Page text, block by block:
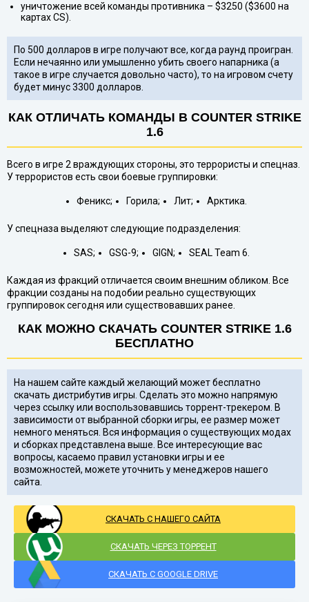
уничтожение всей команды противника – $3250 ($3600 на
картах CS).
По 500 долларов в игре получают все, когда раунд проигран.
Если нечаянно или умышленно убить своего напарника (а
такое в игре случается довольно часто), то на игровом счету
будет минус 3300 долларов.
КАК ОТЛИЧАТЬ КОМАНДЫ В COUNTER STRIKE
1.6
Всего в игре 2 враждующих стороны, это террористы и спецназ.
У террористов есть свои боевые группировки:
Феникс; Горила; Лит; Арктика.
У спецназа выделяют следующие подразделения:
SAS; GSG-9; GIGN; SEAL Team 6.
Каждая из фракций отличается своим внешним обликом. Все
фракции созданы на подобии реально существующих
группировок сегодня или существовавших ранее.
КАК МОЖНО СКАЧАТЬ COUNTER STRIKE 1.6
БЕСПЛАТНО
На нашем сайте каждый желающий может бесплатно
скачать дистрибутив игры. Сделать это можно напрямую
через ссылку или воспользовавшись торрент-трекером. В
зависимости от выбранной сборки игры, ее размер может
немного меняться. Вся информация о существующих модах
и сборках представлена выше. Все интересующие вас
вопросы, касаемо правил установки игры и ее
возможностей, можете уточнить у менеджеров нашего
сайта.
СКАЧАТЬ С НАШЕГО САЙТА
СКАЧАТЬ ЧЕРЕЗ ТОРРЕНТ
СКАЧАТЬ С GOOGLE DRIVE